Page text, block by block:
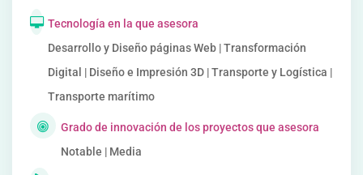
Tecnología en la que asesora
Desarrollo y Diseño páginas Web | Transformación
Digital | Diseño e Impresión 3D | Transporte y Logística |
Transporte marítimo
Grado de innovación de los proyectos que asesora
Notable | Media